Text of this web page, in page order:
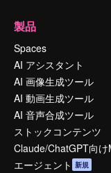
製品
Spaces
AI アシスタント
AI 画像生成ツール
AI 動画生成ツール
AI 音声合成ツール
ストックコンテンツ
Claude/ChatGPT向け
エージェント 新規